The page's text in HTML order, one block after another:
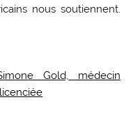
nous soutiennent.
Gold, médecin